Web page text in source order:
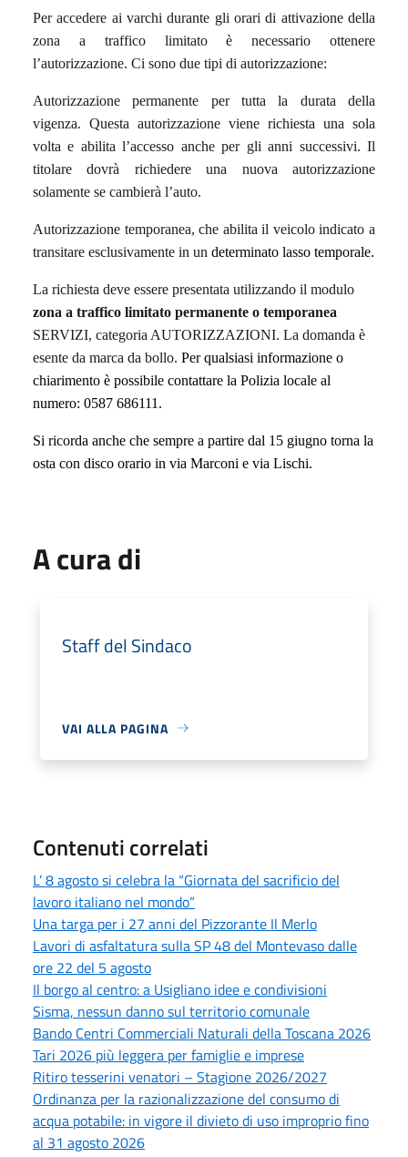
Per accedere ai varchi durante gli orari di attivazione della
zona a traffico limitato è necessario ottenere
l’autorizzazione. Ci sono due tipi di autorizzazione:
Autorizzazione permanente per tutta la durata della
vigenza. Questa autorizzazione viene richiesta una sola
volta e abilita l’accesso anche per gli anni successivi. Il
titolare dovrà richiedere una nuova autorizzazione
solamente se cambierà l’auto.
Autorizzazione temporanea, che abilita il veicolo indicato a
transitare esclusivamente in un determinato lasso temporale.
La richiesta deve essere presentata utilizzando il modulo
zona a traffico limitato permanente o temporanea
SERVIZI, categoria AUTORIZZAZIONI. La domanda è
esente da marca da bollo. Per qualsiasi informazione o
chiarimento è possibile contattare la Polizia locale al
numero: 0587 686111.
Si ricorda anche che sempre a partire dal 15 giugno torna la
osta con disco orario in via Marconi e via Lischi.
A cura di
Staff del Sindaco
VAI ALLA PAGINA
Contenuti correlati
L’ 8 agosto si celebra la “Giornata del sacrificio del
lavoro italiano nel mondo”
Una targa per i 27 anni del Pizzorante Il Merlo
Lavori di asfaltatura sulla SP 48 del Montevaso dalle
ore 22 del 5 agosto
Il borgo al centro: a Usigliano idee e condivisioni
Sisma, nessun danno sul territorio comunale
Bando Centri Commerciali Naturali della Toscana 2026
Tari 2026 più leggera per famiglie e imprese
Ritiro tesserini venatori – Stagione 2026/2027
Ordinanza per la razionalizzazione del consumo di
acqua potabile: in vigore il divieto di uso improprio fino
al 31 agosto 2026